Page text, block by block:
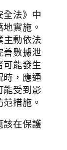
法》中
實施。
主動依法
善數據泄
可能發生
時，應通
能受到影
措施。
該在保護